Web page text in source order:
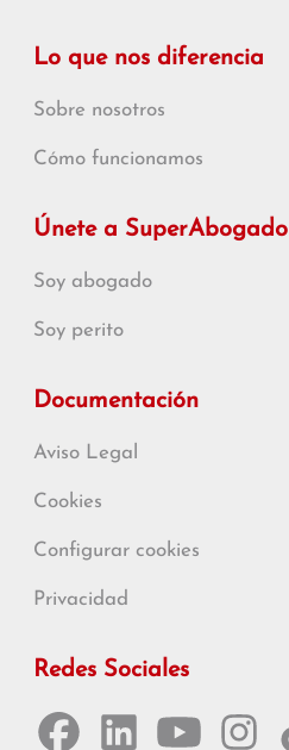
Lo que nos diferencia
Sobre nosotros
Cómo funcionamos
Únete a SuperAbogado
Soy abogado
Soy perito
Documentación
Aviso Legal
Cookies
Configurar cookies
Privacidad
Redes Sociales